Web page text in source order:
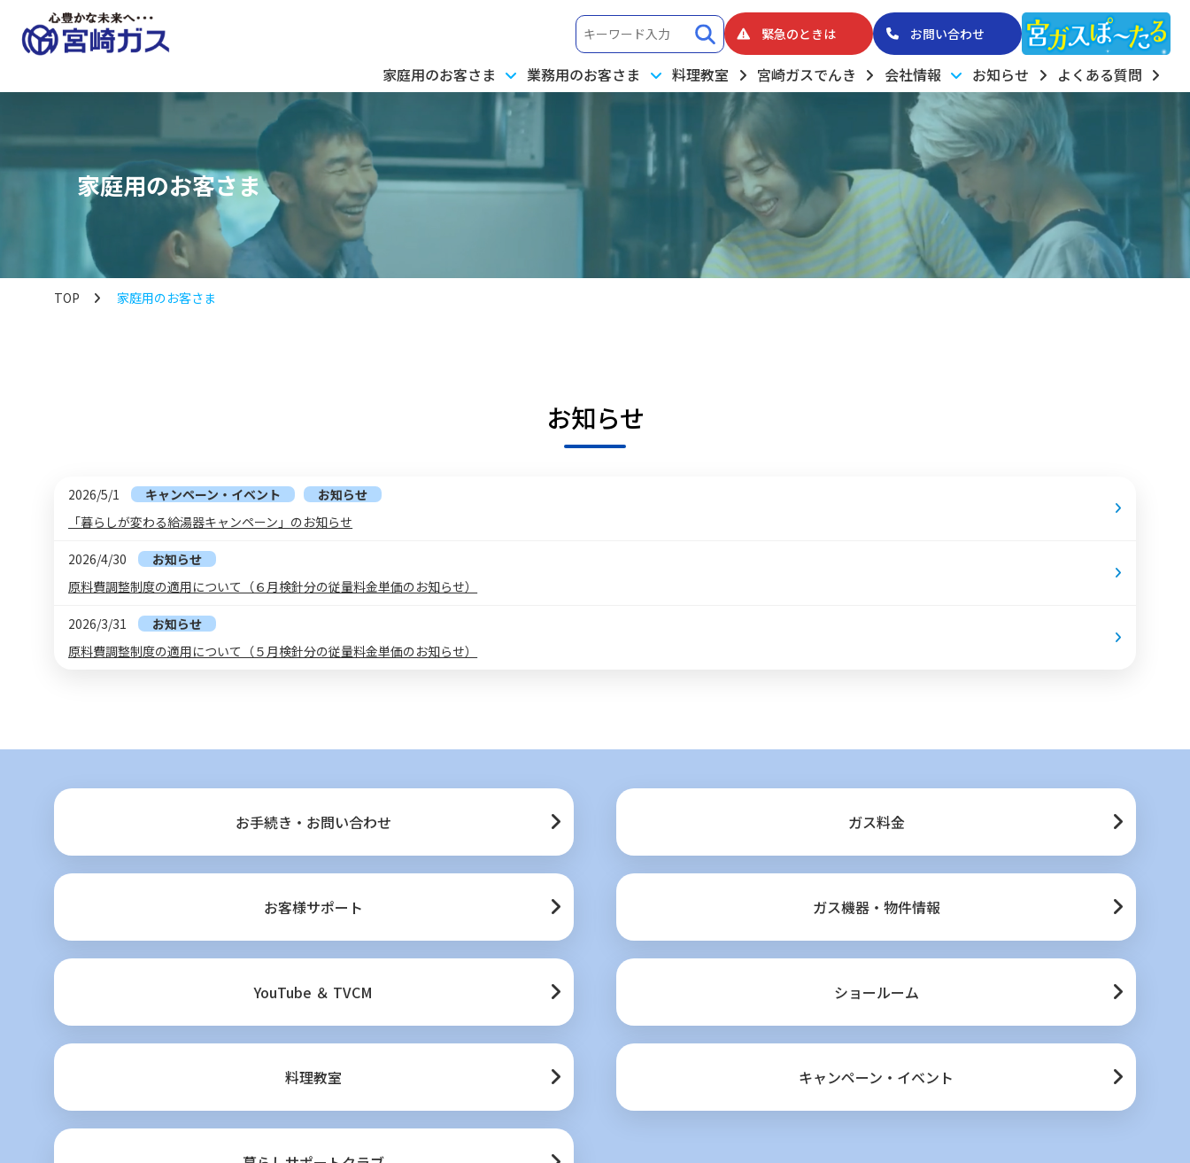
緊急のときは お問い合わせ
家庭用のお客さま 業務用のお客さま 料理教室 宮崎ガスでんき 会社情報 お知らせ よくある質問
家庭用のお客さま
TOP 家庭用のお客さま
お知らせ
2026/5/1 キャンペーン・イベント
お知らせ
「暮らしが変わる給湯器キャンペーン」のお知らせ
2026/4/30
お知らせ
原料費調整制度の適用について（６月検針分の従量料金単価のお知らせ）
2026/3/31
お知らせ
原料費調整制度の適用について（５月検針分の従量料金単価のお知らせ）
お手続き・お問い合わせ ガス料金
お客様サポート ガス機器・物件情報
YouTube ＆ TVCM ショールーム
料理教室 キャンペーン・イベント